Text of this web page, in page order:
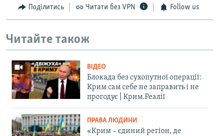
Поділитись Читати без VPN Follow us
Читайте також
ВІДЕО
Блокада без сухопутної операції:
Крим сам себе не заправить і не
прогодує | Крим.Реалії
ПРАВА ЛЮДИНИ
«Крим – єдиний регіон, де